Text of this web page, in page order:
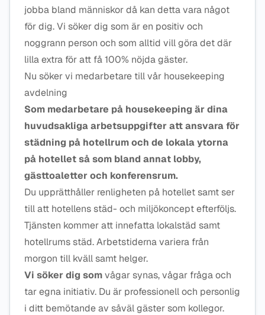
jobba bland människor då kan detta vara något
för dig. Vi söker dig som är en positiv och
noggrann person och som alltid vill göra det där
lilla extra för att få 100% nöjda gäster.
Nu söker vi medarbetare till vår housekeeping
avdelning
Som medarbetare på housekeeping är dina
huvudsakliga arbetsuppgifter att ansvara för
städning på hotellrum och de lokala ytorna
på hotellet så som bland annat lobby,
gästtoaletter och konferensrum.
Du upprätthåller renligheten på hotellet samt ser
till att hotellens städ- och miljökoncept efterföljs.
Tjänsten kommer att innefatta lokalstäd samt
hotellrums städ. Arbetstiderna variera från
morgon till kväll samt helger.
Vi söker dig somvågar synas, vågar fråga och
tar egna initiativ. Du är professionell och personlig
i ditt bemötande av såväl gäster som kollegor.